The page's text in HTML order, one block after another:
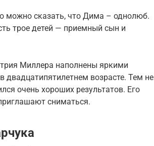
можно сказать, что Дима – однолюб.
трое детей — приемный сын и
Миллера наполнены яркими
возрасте. Тем не
очень хороших результатов. Его
сниматься.